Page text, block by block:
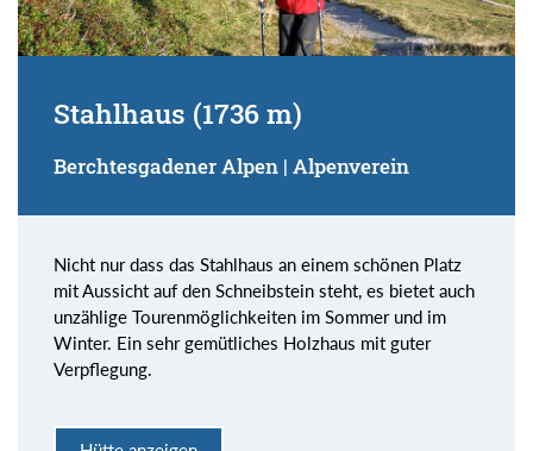
Stahlhaus (1736 m)
Berchtesgadener Alpen | Alpenverein
Nicht nur dass das Stahlhaus an einem schönen Platz
mit Aussicht auf den Schneibstein steht, es bietet auch
unzählige Tourenmöglichkeiten im Sommer und im
Winter. Ein sehr gemütliches Holzhaus mit guter
Verpflegung.